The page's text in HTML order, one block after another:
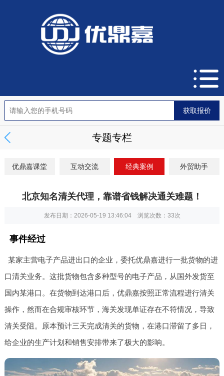
专题专栏
优鼎嘉课堂 互动交流 经典案例 外贸助手
北京知名清关代理，靠谱省钱解决通关难题！
发布日期：2026-05-19 13:46:04 浏览次数： 33次
事件经过
某家主营电子产品进出口的企业，委托优鼎嘉进行一批货物的进
口清关业务。这批货物包含多种型号的电子产品，从国外发货至
国内某港口。在货物到达港口后，优鼎嘉按照正常流程进行清关
操作，然而在合规审核环节，海关发现单证存在不符情况，导致
清关受阻。原本预计三天完成清关的货物，在港口滞留了多日，
给企业的生产计划和销售安排带来了极大的影响。